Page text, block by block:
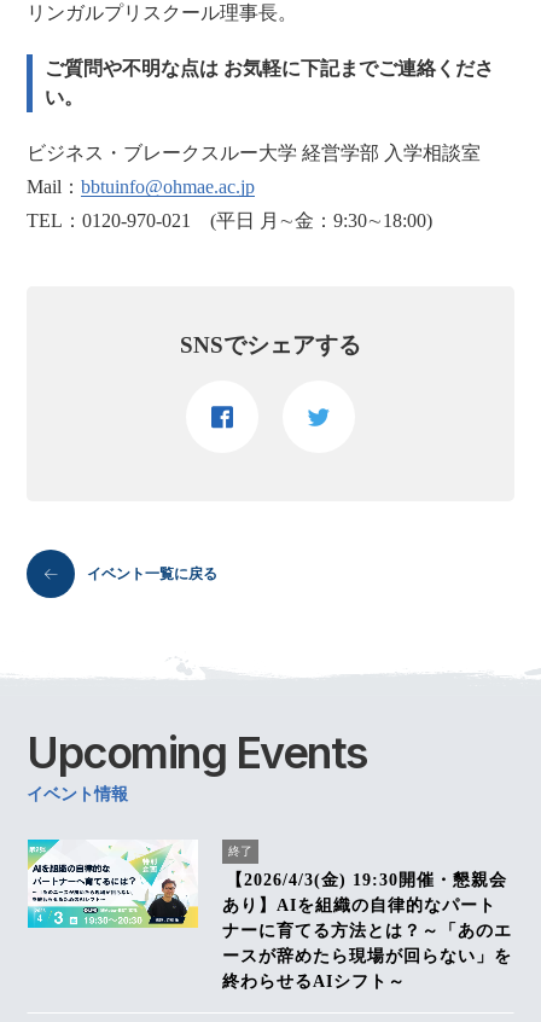
リンガルプリスクール理事長。
ご質問や不明な点は お気軽に下記までご連絡くださ
い。
ビジネス・ブレークスルー大学 経営学部 入学相談室
Mail：bbtuinfo@ohmae.ac.jp
TEL：0120-970-021 (平日 月∼金：9:30∼18:00)
SNSでシェアする
イベント一覧に戻る
Upcoming Events
イベント情報
終了
【2026/4/3(金) 19:30開催・懇親会
あり】AIを組織の自律的なパート
ナーに育てる方法とは？～「あのエ
ースが辞めたら現場が回らない」を
終わらせるAIシフト～